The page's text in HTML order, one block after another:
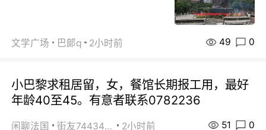
文学广场 巴郞q 2小时前 49 0
小巴黎求租居留，女，餐馆长期报工用，最好
年龄40至45。有意者联系0782236
闲聊法国 街友74434350 2小时前 51 0